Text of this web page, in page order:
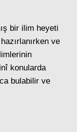
bir ilim heyeti
ve
konularda
bulabilir ve